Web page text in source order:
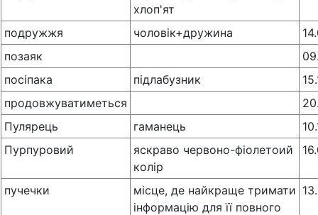
хлоп'ят
подружжя чоловік+дружина
позаяк
посіпака
підлабузник
продовжуватиметься
Пулярець
гаманець
Пурпуровий
яскраво червоно-фіолетоий
колір
пучечки
місце, де найкраще тримати
інформацію для її повного